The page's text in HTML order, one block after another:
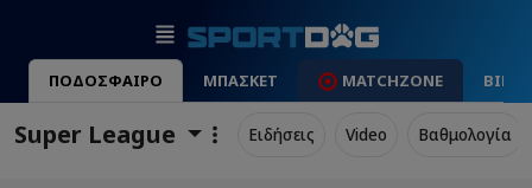
ΠΟΔΟΣΦΑΙΡΟ ΜΠΑΣΚΕΤ MATCHZONE
Super League Ειδήσεις Video Βαθμολογία